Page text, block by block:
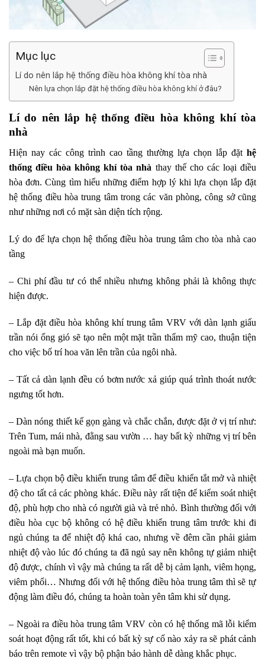
Mục lục
Lí do nên lắp hệ thống điều hòa không khí tòa nhà
Nên lựa chọn lắp đặt hệ thống điều hòa không khí ở đâu?
Lí do nên lắp hệ thống điều hòa không khí tòa
nhà
Hiện nay các công trình cao tầng thường lựa chọn lắp đặt hệ
thống điều hòa không khí tòa nhà thay thế cho các loại điều
hòa đơn. Cùng tìm hiểu những điểm hợp lý khi lựa chọn lắp đặt
hệ thống điều hòa trung tâm trong các văn phòng, công sở cũng
như những nơi có mặt sàn diện tích rộng.
Lý do để lựa chọn hệ thống điều hòa trung tâm cho tòa nhà cao
tầng
– Chi phí đầu tư có thể nhiều nhưng không phải là không thực
hiện được.
– Lắp đặt điều hòa không khí trung tâm VRV với dàn lạnh giấu
trần nói ống gió sẽ tạo nên một mặt trần thẩm mỹ cao, thuận tiện
cho việc bố trí hoa văn lên trần của ngôi nhà.
– Tất cả dàn lạnh đều có bơm nước xả giúp quá trình thoát nước
ngưng tốt hơn.
– Dàn nóng thiết kế gọn gàng và chắc chắn, được đặt ở vị trí như:
Trên Tum, mái nhà, đằng sau vườn … hay bất kỳ những vị trí bên
ngoài mà bạn muốn.
– Lựa chọn bộ điều khiển trung tâm để điều khiển tắt mở và nhiệt
độ cho tất cả các phòng khác. Điều này rất tiện để kiểm soát nhiệt
độ, phù hợp cho nhà có người già và trẻ nhỏ. Bình thường đối với
điều hòa cục bộ không có hệ điều khiển trung tâm trước khi đi
ngủ chúng ta để nhiệt độ khá cao, nhưng về đêm cần phải giảm
nhiệt độ vào lúc đó chúng ta đã ngủ say nên không tự giảm nhiệt
độ được, chính vì vậy mà chúng ta rất dễ bị cảm lạnh, viêm họng,
viêm phổi… Nhưng đối với hệ thống điều hòa trung tâm thì sẽ tự
động làm điều đó, chúng ta hoàn toàn yên tâm khi sử dụng.
– Ngoài ra điều hòa trung tâm VRV còn có hệ thống mã lỗi kiểm
soát hoạt động rất tốt, khi có bất kỳ sự cố nào xảy ra sẽ phát cảnh
báo trên remote vì vậy bộ phận bảo hành dễ dàng khắc phục.